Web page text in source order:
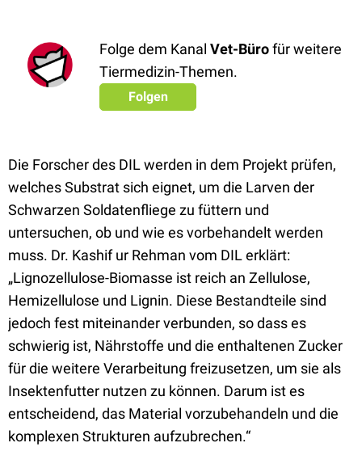
Folge dem Kanal Vet-Bürofür weitere
Tiermedizin-Themen.
Folgen
Die Forscher des DIL werden in dem Projekt prüfen,
welches Substrat sich eignet, um die Larven der
Schwarzen Soldatenfliege zu füttern und
untersuchen, ob und wie es vorbehandelt werden
muss. Dr. Kashif ur Rehman vom DIL erklärt:
„Lignozellulose-Biomasse ist reich an Zellulose,
Hemizellulose und Lignin. Diese Bestandteile sind
jedoch fest miteinander verbunden, so dass es
schwierig ist, Nährstoffe und die enthaltenen Zucker
für die weitere Verarbeitung freizusetzen, um sie als
Insektenfutter nutzen zu können. Darum ist es
entscheidend, das Material vorzubehandeln und die
komplexen Strukturen aufzubrechen.“